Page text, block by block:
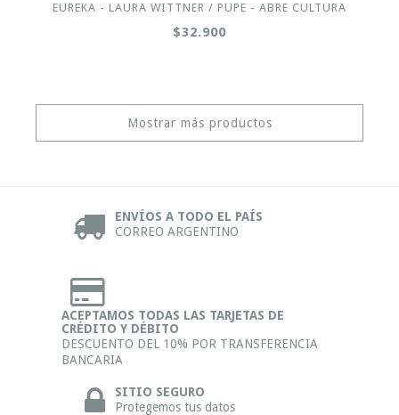
EUREKA - LAURA WITTNER / PUPE - ABRE CULTURA
$32.900
Mostrar más productos
ENVÍOS A TODO EL PAÍS
CORREO ARGENTINO
ACEPTAMOS TODAS LAS TARJETAS DE
CRÉDITO Y DÉBITO
DESCUENTO DEL 10% POR TRANSFERENCIA
BANCARIA
SITIO SEGURO
Protegemos tus datos